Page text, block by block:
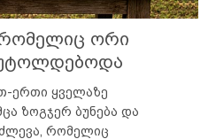
ორი
უტოლდებოდა
ერთი ყველაზე
ზოგჯერ ბუნება და
რომელიც